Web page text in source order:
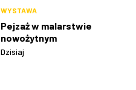
WYSTAWA
Pejzaż w malarstwie
nowożytnym
Dzisiaj